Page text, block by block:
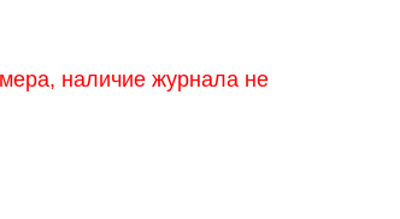
наличие журнала не